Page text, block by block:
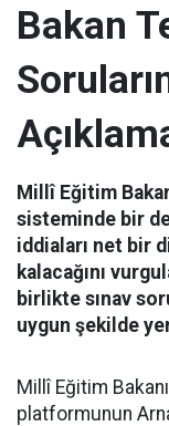
Bakan
Millî Eğitim
sisteminde bir
iddiaları net bir
kalacağını
birlikte sınav
uygun şekilde
Millî Eğitim
platformunun